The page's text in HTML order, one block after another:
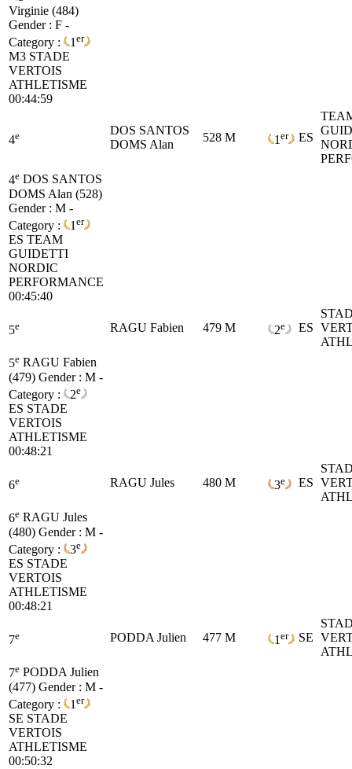
Virginie (484)
Gender : F -
Category :
1 er
M3 STADE
VERTOIS
ATHLETISME
00:44:59
4e
DOS SANTOS
DOMS Alan
528 M 1 er ES
4e DOS SANTOS
DOMS Alan (528)
Gender : M -
Category :
1 er
ES TEAM
GUIDETTI
NORDIC
PERFORMANCE
00:45:40
5e RAGU Fabien 479 M 2e ES
5e RAGU Fabien
(479) Gender : M -
Category :
2e
ES STADE
VERTOIS
ATHLETISME
00:48:21
6e RAGU Jules 480 M 3e ES
6e RAGU Jules
(480) Gender : M -
Category :
3e
ES STADE
VERTOIS
ATHLETISME
00:48:21
7e PODDA Julien 477 M 1 er SE
7e PODDA Julien
(477) Gender : M -
Category :
1 er
SE STADE
VERTOIS
ATHLETISME
00:50:32